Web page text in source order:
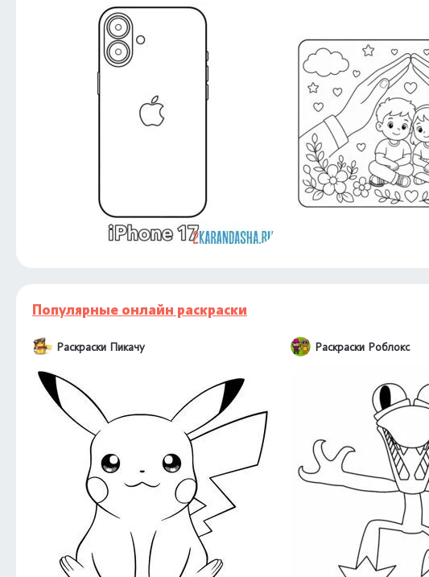
Популярные онлайн раскраски
Раскраски Пикачу Раскраски Роблокс